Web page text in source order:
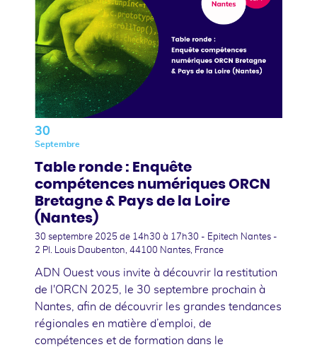
30
Septembre
Table ronde : Enquête
compétences numériques ORCN
Bretagne & Pays de la Loire
(Nantes)
30 septembre 2025 de 14h30 à 17h30 - Epitech Nantes -
2 Pl. Louis Daubenton, 44100 Nantes, France
ADN Ouest vous invite à découvrir la restitution
de l'ORCN 2025, le 30 septembre prochain à
Nantes, afin de découvrir les grandes tendances
régionales en matière d’emploi, de
compétences et de formation dans le